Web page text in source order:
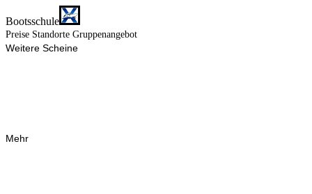
Bootsschule
Preise Standorte Gruppenangebot
Weitere Scheine
Mehr